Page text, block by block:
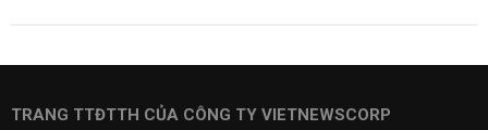
TRANG TTĐTTH CỦA CÔNG TY VIETNEWSCORP